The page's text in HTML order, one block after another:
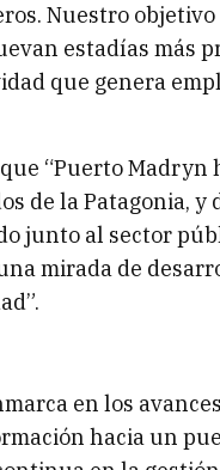
Nuestro
estadías más
que genera
“Puerto
de la Patagonia,
junto al sector
mirada de
en los
hacia un